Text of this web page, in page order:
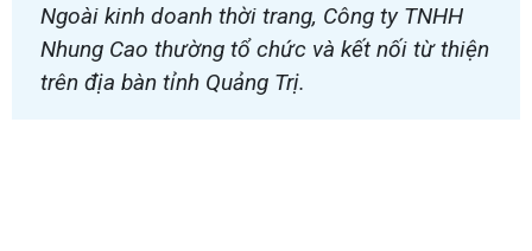
Ngoài kinh doanh thời trang, Công ty TNHH
Nhung Cao thường tổ chức và kết nối từ thiện
trên địa bàn tỉnh Quảng Trị.